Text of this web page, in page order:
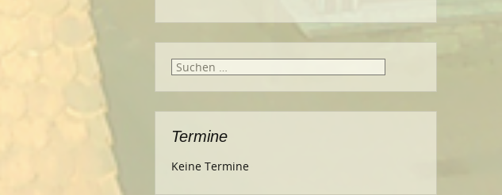
Suche
Termine
Keine Termine